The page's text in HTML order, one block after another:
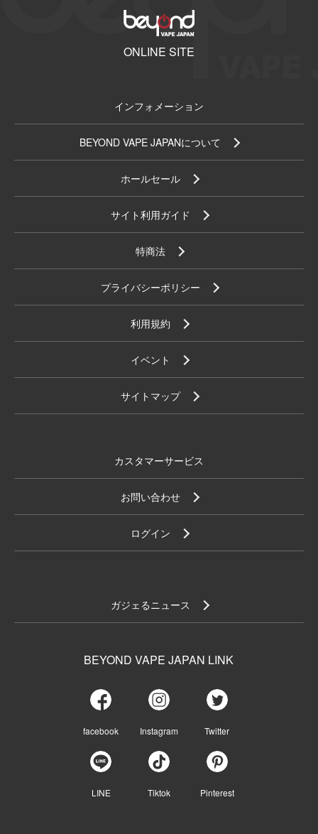
ONLINE SITE
インフォメーション
BEYOND VAPE JAPANについて
ホールセール
サイト利用ガイド
特商法
プライバシーポリシー
利用規約
イベント
サイトマップ
カスタマーサービス
お問い合わせ
ログイン
ガジェるニュース
BEYOND VAPE JAPAN LINK
facebook Instagram Twitter
LINE Tiktok Pinterest